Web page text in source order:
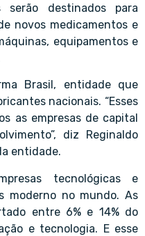
destinados para
novos medicamentos e
equipamentos e
Brasil, entidade que
nacionais. “Esses
as empresas de capital
diz Reginaldo
entidade.
tecnológicas e
moderno no mundo. As
entre 6% e 14% do
e tecnologia. E esse